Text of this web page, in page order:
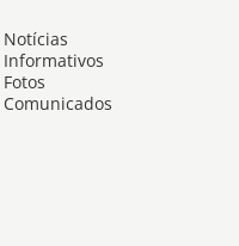
Notícias
Informativos
Fotos
Comunicados